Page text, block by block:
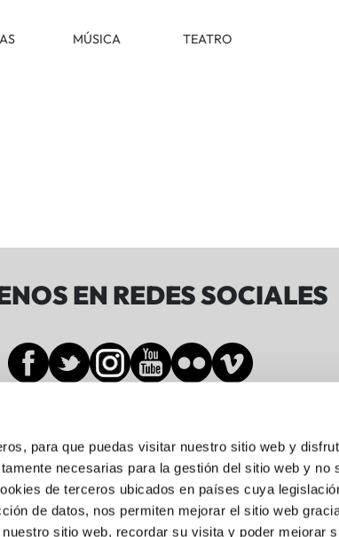
para que puedas visitar nuestro sitio web y
necesarias para la gestión del sitio web y no
de terceros ubicados en países cuya
de datos, nos permiten mejorar el sitio web
sitio web, recordar su visita y poder mejorar
MÚSICA TEATRO
EN REDES SOCIALES
Don Diego López de Haro, 19-21
Bilbo, Bizkaia